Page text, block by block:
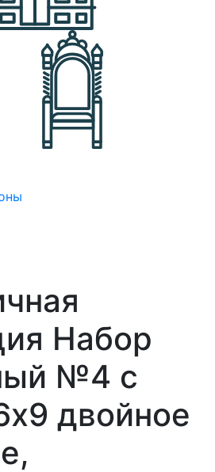
Набор
№4 с
двойное